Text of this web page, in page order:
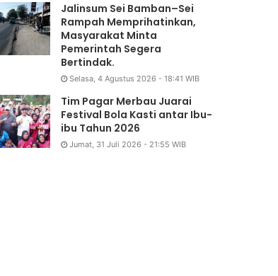
Kamis, 6 Agustus 2026 - 21:44
1,2 Kg Sabu
Tiga Tersangka
Ribuan Dosis
Jalinsum Sei Bamban–Sei
Rampah Memprihatinkan,
Masyarakat Minta
Pemerintah Segera
Bertindak.
Selasa, 4 Agustus 2026 - 18:41 WIB
Tim Pagar Merbau Juarai
Festival Bola Kasti antar Ibu-
ibu Tahun 2026
Jumat, 31 Juli 2026 - 21:55 WIB